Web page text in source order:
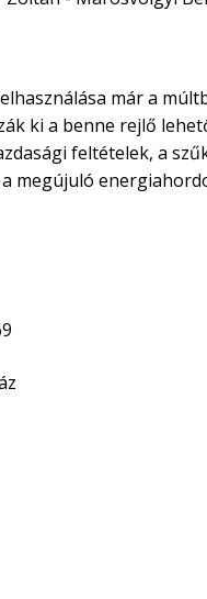
már a
ki a benne rejlő
feltételek, a
megújuló
illetve a